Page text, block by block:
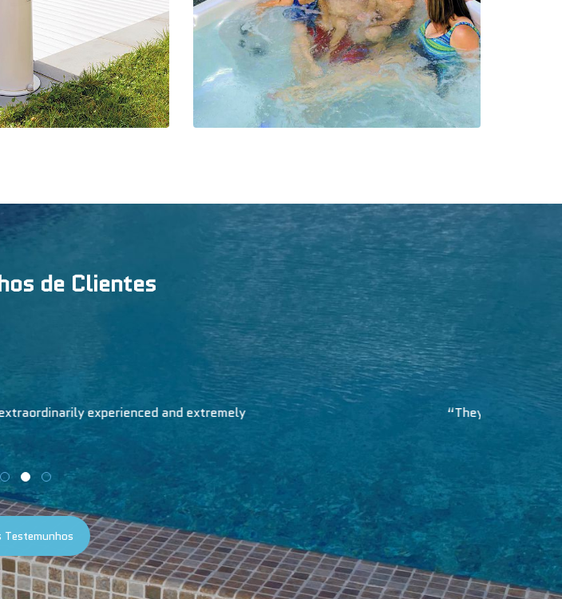
de Clientes
Pescaria, Nazaré
trustworthy. I recommend Poolarea’s services. ”
Testemunhos